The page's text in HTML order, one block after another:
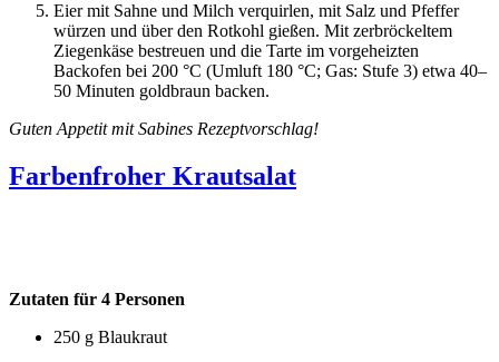
Eier mit Sahne und Milch verquirlen, mit Salz und Pfeffer
würzen und über den Rotkohl gießen. Mit zerbröckeltem
Ziegenkäse bestreuen und die Tarte im vorgeheizten
Backofen bei 200 °C (Umluft 180 °C; Gas: Stufe 3) etwa 40–
50 Minuten goldbraun backen.
Guten Appetit mit Sabines Rezeptvorschlag!
Farbenfroher Krautsalat
Zutaten für 4 Personen
250 g Blaukraut